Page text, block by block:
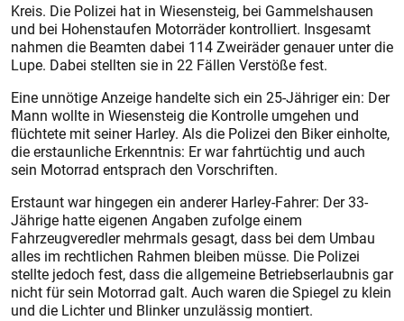
Kreis. Die Polizei hat in Wiesensteig, bei Gammelshausen
und bei Hohenstaufen Motorräder kontrolliert. Insgesamt
nahmen die Beamten dabei 114 Zweiräder genauer unter die
Lupe. Dabei stellten sie in 22 Fällen Verstöße fest.
Eine unnötige Anzeige handelte sich ein 25-Jähriger ein: Der
Mann wollte in Wiesensteig die Kontrolle umgehen und
flüchtete mit seiner Harley. Als die Polizei den Biker einholte,
die erstaunliche Erkenntnis: Er war fahrtüchtig und auch
sein Motorrad entsprach den Vorschriften.
Erstaunt war hingegen ein anderer Harley-Fahrer: Der 33-
Jährige hatte eigenen Angaben zufolge einem
Fahrzeugveredler mehrmals gesagt, dass bei dem Umbau
alles im rechtlichen Rahmen bleiben müsse. Die Polizei
stellte jedoch fest, dass die allgemeine Betriebserlaubnis gar
nicht für sein Motorrad galt. Auch waren die Spiegel zu klein
und die Lichter und Blinker unzulässig montiert.